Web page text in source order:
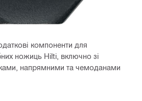
компоненти для
ножиць Hilti, включно зі
напрямними та чемоданами